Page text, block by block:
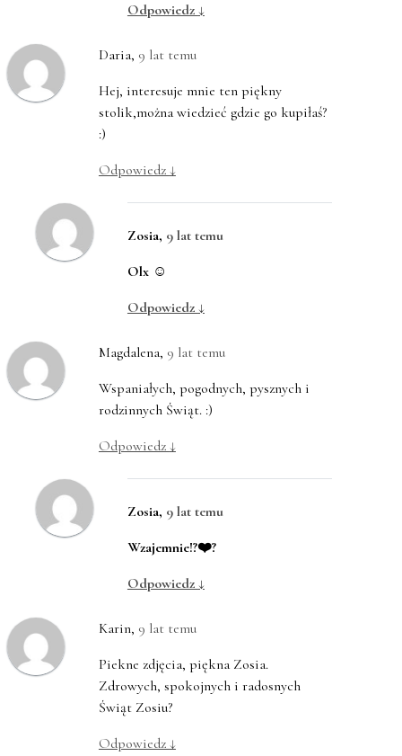
Odpowiedz ↓
Daria, 9 lat temu
Hej, interesuje mnie ten piękny
stolik,można wiedzieć gdzie go kupiłaś?
:)
Odpowiedz ↓
Zosia, 9 lat temu
Olx ☺️
Odpowiedz ↓
Magdalena, 9 lat temu
Wspaniałych, pogodnych, pysznych i
rodzinnych Świąt. :)
Odpowiedz ↓
Zosia, 9 lat temu
Wzajemnie!?‍❤️‍?
Odpowiedz ↓
Karin, 9 lat temu
Piekne zdjęcia, piękna Zosia.
Zdrowych, spokojnych i radosnych
Świąt Zosiu?
Odpowiedz ↓